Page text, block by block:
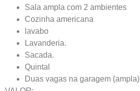
Sala ampla com 2 ambientes
Cozinha americana
lavabo
Lavanderia.
Sacada.
Quintal
Duas vagas na garagem (ampla)